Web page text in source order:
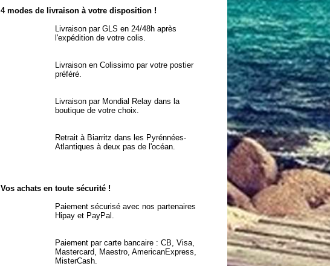
4 modes de livraison à votre disposition !
Livraison par GLS en 24/48h après
l'expédition de votre colis.
Livraison en Colissimo par votre postier
préféré.
Livraison par Mondial Relay dans la
boutique de votre choix.
Retrait à Biarritz dans les Pyrénnées-
Atlantiques à deux pas de l'océan.
Vos achats en toute sécurité !
Paiement sécurisé avec nos partenaires
Hipay et PayPal.
Paiement par carte bancaire : CB, Visa,
Mastercard, Maestro, AmericanExpress,
MisterCash.